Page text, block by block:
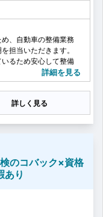
、自動車の整備業務
担当いただきます。
るため安心して整備
ことができます。
ために整備、メンテ
す。
もらえるよう、そし
るように直接整備内
詳細を見る
詳しく見る
のコバック×資格
あり